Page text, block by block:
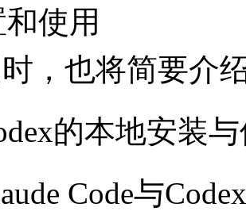
使用
，也将简要介
的本地安装
Code与Codex